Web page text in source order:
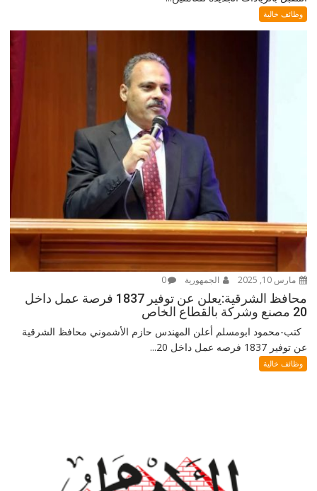
وظائف خالية
مارس 10, 2025 الجمهورية 0
محافظ الشرقية:يعلن عن توفير 1837 فرصة عمل داخل
20 مصنع وشركة بالقطاع الخاص
كتب-محمود ابومسلم أعلن المهندس حازم الأشموني محافظ الشرقية
عن توفير 1837 فرصه عمل داخل 20...
وظائف خالية